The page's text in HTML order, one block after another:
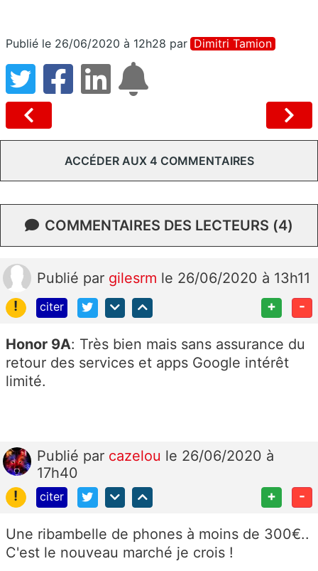
Publié le 26/06/2020 à 12h28 par Dimitri Tamion
ACCÉDER AUX 4 COMMENTAIRES
COMMENTAIRES DES LECTEURS (4)
Publié par gilesrm le 26/06/2020 à 13h11
!
citer + -
Honor 9A: Très bien mais sans assurance du
retour des services et apps Google intérêt
limité.
Publié par cazelou le 26/06/2020 à
17h40
!
citer + -
Une ribambelle de phones à moins de 300€..
C'est le nouveau marché je crois !